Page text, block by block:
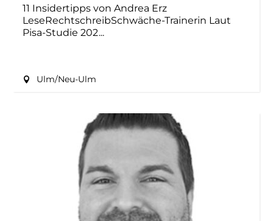
11 Insidertipps von Andrea Erz
LeseRechtschreibSchwäche-Trainerin Laut
Pisa-Studie 202
Ulm/Neu-Ulm